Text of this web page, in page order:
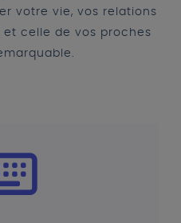
votre vie, vos relations
celle de vos proches